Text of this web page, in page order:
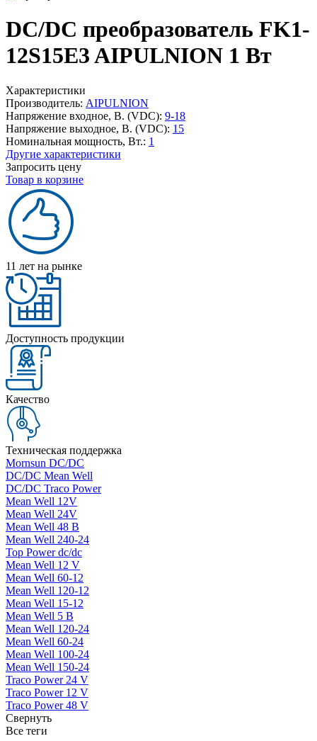
DC/DC преобразователь FK1-
12S15E3 AIPULNION 1 Вт
Характеристики
Производитель: AIPULNION
Напряжение входное, В. (VDC): 9-18
Напряжение выходное, В. (VDC): 15
Номинальная мощность, Вт.: 1
Другие характеристики
Запросить цену
Товар в корзине
11 лет на рынке
Доступность продукции
Качество
Техническая поддержка
Mornsun DC/DC
DC/DC Mean Well
DC/DC Traco Power
Mean Well 12V
Mean Well 24V
Mean Well 48 В
Mean Well 240-24
Top Power dc/dc
Mean Well 12 V
Mean Well 60-12
Mean Well 120-12
Mean Well 15-12
Mean Well 5 В
Mean Well 120-24
Mean Well 60-24
Mean Well 100-24
Mean Well 150-24
Traco Power 24 V
Traco Power 12 V
Traco Power 48 V
Свернуть
Все теги